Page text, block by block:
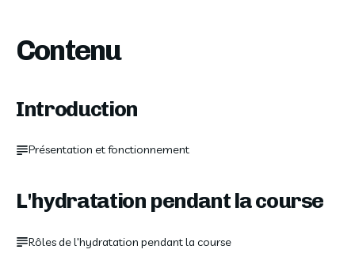
Contenu
Introduction
Présentation et fonctionnement
L'hydratation pendant la course
Rôles de l'hydratation pendant la course